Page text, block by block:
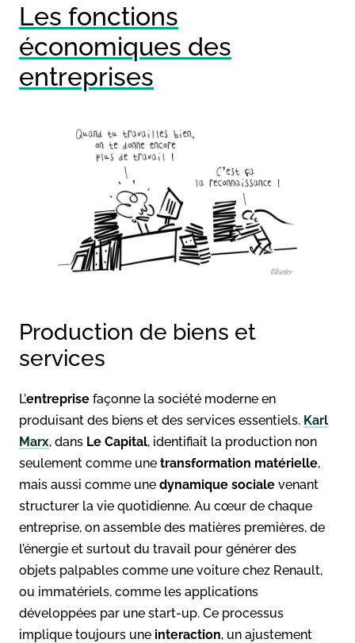
Les fonctions
économiques des
entreprises
Production de biens et
services
L’entreprise façonne la société moderne en
produisant des biens et des services essentiels. Karl
Marx, dans Le Capital, identifiait la production non
seulement comme une transformation matérielle,
mais aussi comme une dynamique sociale venant
structurer la vie quotidienne. Au cœur de chaque
entreprise, on assemble des matières premières, de
l’énergie et surtout du travail pour générer des
objets palpables comme une voiture chez Renault,
ou immatériels, comme les applications
développées par une start-up. Ce processus
implique toujours une interaction, un ajustement